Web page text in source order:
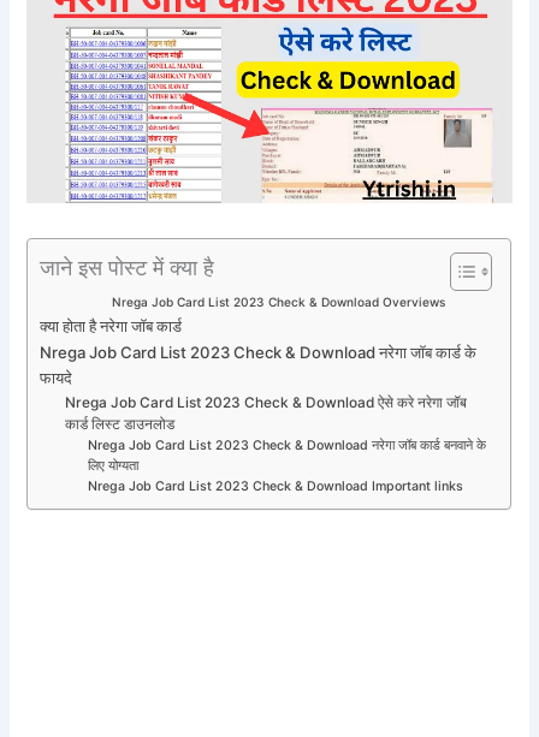
जाने इस पोस्ट में क्या है
Nrega Job Card List 2023 Check & Download Overviews
क्या होता है नरेगा जॉब कार्ड
Nrega Job Card List 2023 Check & Download नरेगा जॉब कार्ड के
फायदे
Nrega Job Card List 2023 Check & Download ऐसे करे नरेगा जॉब
कार्ड लिस्ट डाउनलोड
Nrega Job Card List 2023 Check & Download नरेगा जॉब कार्ड बनवाने के
लिए योग्यता
Nrega Job Card List 2023 Check & Download Important links